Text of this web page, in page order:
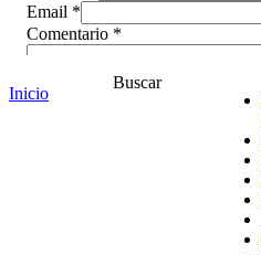
Email *
Comentario *
Inicio
Buscar